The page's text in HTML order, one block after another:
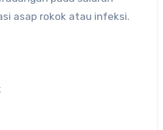
asap rokok atau infeksi.